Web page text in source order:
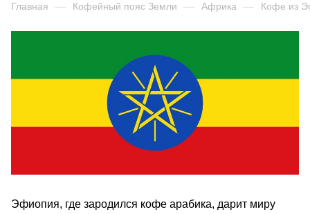
Главная — Кофейный пояс Земли — Африка — Кофе из
Эфиопия, где зародился кофе арабика, дарит миру